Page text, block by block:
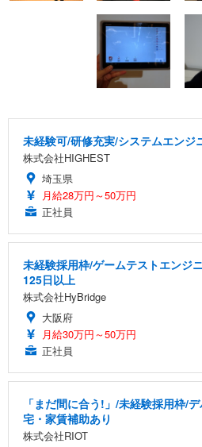
未経験可/研修充実/システムエンジ
株式会社HIGHEST
埼玉県
月給28万円～50万円
正社員
未経験採用枠/ゲームテストエンジ
125日以上
株式会社HyBridge
大阪府
月給30万円～50万円
正社員
「まだ間に合う!」/未経験採用枠/
宅・家賃補助あり
株式会社RIOT